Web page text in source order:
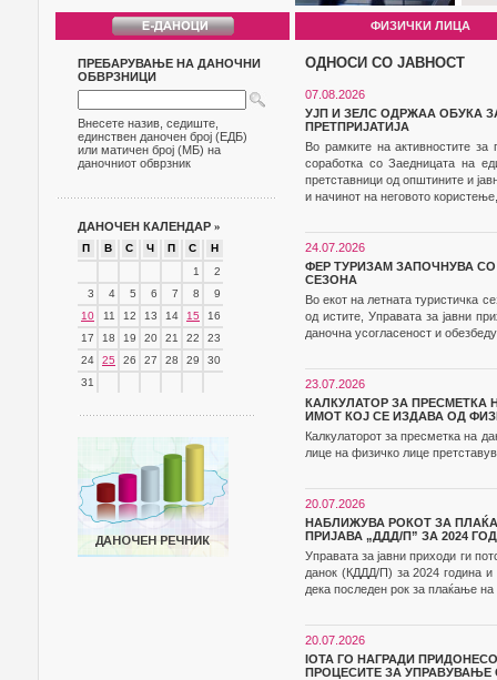
ФИЗИЧКИ ЛИЦА
ПРЕБАРУВАЊЕ НА ДАНОЧНИ
ОБВРЗНИЦИ
Внесете назив, седиште,
единствен даночен број (ЕДБ)
или матичен број (МБ) на
даночниот обврзник
ДАНОЧЕН КАЛЕНДАР »
П В С Ч П С
Н
1
2
3
4 5 6 7 8
9
10
11 12 13 14 15
16
17
18 19 20 21 22
23
24
25 26 27 28 29
30
31
ОДНОСИ СО ЈАВНОСТ
07.08.2026
УЈП И ЗЕЛС ОДРЖАА ОБУКА
ПРЕТПРИЈАТИЈА
Во рамките на активностите
соработка со Заедницата на
претставници од општините и
и начинот на неговото
24.07.2026
ФЕР ТУРИЗАМ ЗАПОЧНУВА
СЕЗОНА
Во екот на летната туристичка
од истите, Управата за јавни
даночна усогласеност и
23.07.2026
КАЛКУЛАТОР ЗА
ИМОТ КОЈ СЕ ИЗДАВА ОД
Калкулаторот за пресметка на
лице на физичко лице
20.07.2026
НАБЛИЖУВА РОКОТ ЗА
ПРИЈАВА „ДДД/П” ЗА 2024
Управата за јавни приходи ги
данок (КДДД/П) за 2024 година
дека последен рок за плаќање на
20.07.2026
IOTA ГО НАГРАДИ
ПРОЦЕСИТЕ ЗА